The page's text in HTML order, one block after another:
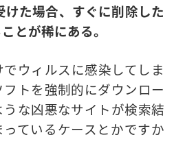
た場合、すぐに削除した
とが稀にある。
ウィルスに感染してしま
トを強制的にダウンロー
うな凶悪なサイトが検索結
ているケースとかですか